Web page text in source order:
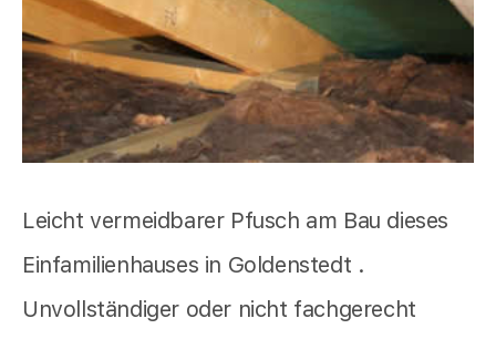
Leicht vermeidbarer Pfusch am Bau dieses
Einfamilienhauses in Goldenstedt .
Unvollständiger oder nicht fachgerecht